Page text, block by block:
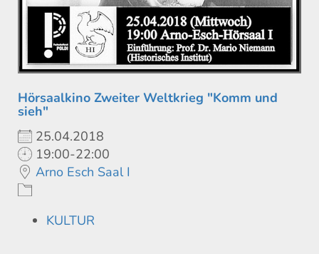
Hörsaalkino Zweiter Weltkrieg "Komm und
sieh"
25.04.2018
19:00-22:00
Arno Esch Saal I
KULTUR